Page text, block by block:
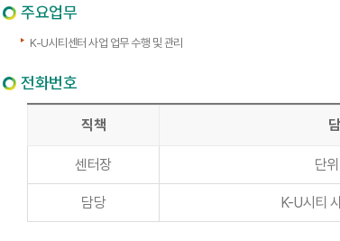
주요업무
K-U시티센터 사업 업무 수행 및 관리
전화번호
직책
센터장 단
담당 K-U시티